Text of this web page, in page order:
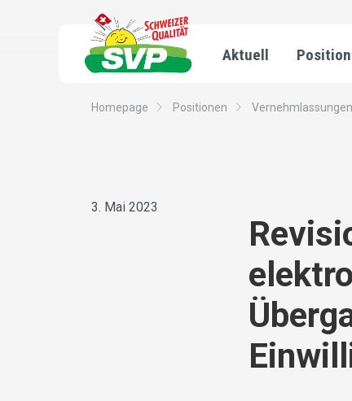
Aktuell
Homepage Positionen Vernehmlassungen
3. Mai 2023